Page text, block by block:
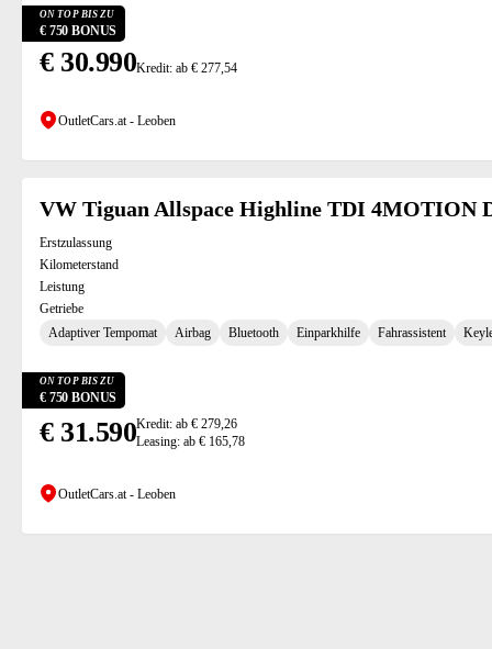
ON TOP BIS ZU
€ 750 BONUS
€ 30.990Kredit: ab € 277,54
OutletCars.at - Leoben
VW Tiguan Allspace Highline TDI 4MOTION
Erstzulassung
Kilometerstand
Leistung
Getriebe
Adaptiver Tempomat
Airbag Bluetooth Einparkhilfe Fahrassistent
ON TOP BIS ZU
€ 750 BONUS
€ 31.590Kredit: ab € 279,26
Leasing: ab € 165,78
OutletCars.at - Leoben